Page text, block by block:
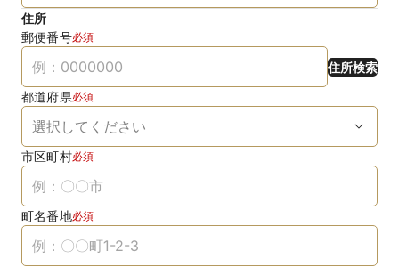
住所
郵便番号必須
住所検索
都道府県必須
市区町村必須
町名番地必須